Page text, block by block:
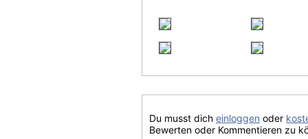
Du musst dich einloggen oder
Bewerten oder Kommentieren zu